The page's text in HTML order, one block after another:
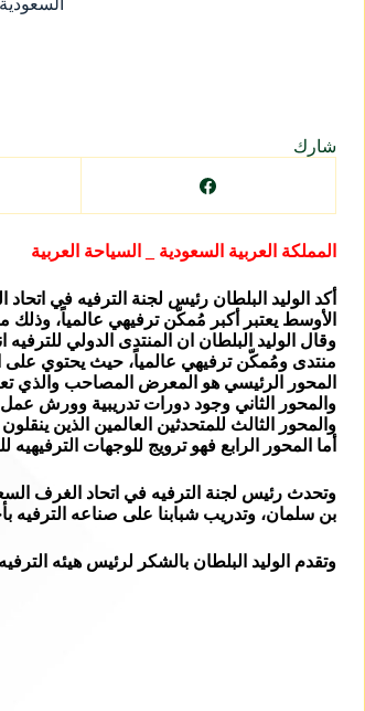
شارك
المملكة العربية السعودية _ السياحة العربية
أكد الوليد البلطان رئيس لجنة الترفيه في
الأوسط يعتبر أكبر مُمكّن ترفيهي عالمياً،
منتدى ومُمكّن ترفيهي عالمياً، حيث يحتوي على
المحور الرئيسي هو المعرض المصاحب والذي
والمحور الثاني وجود دورات تدريبية وورش
والمحور الثالث للمتحدثين العالمين الذين
أما المحور الرابع فهو ترويج للوجهات
وتحدث رئيس لجنة الترفيه في اتحاد الغرف
بن سلمان، وتدريب شبابنا على صناعه الترفيه
وتقدم الوليد البلطان بالشكر لرئيس هيئه